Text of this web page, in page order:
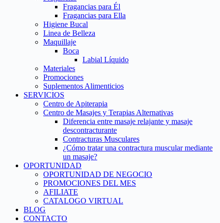
Fragancias para Él
Fragancias para Ella
Higiene Bucal
Linea de Belleza
Maquillaje
Boca
Labial Líquido
Materiales
Promociones
Suplementos Alimenticios
SERVICIOS
Centro de Apiterapia
Centro de Masajes y Terapias Alternativas
Diferencia entre masaje relajante y masaje
descontracturante
Contracturas Musculares
¿Cómo tratar una contractura muscular mediante
un masaje?
OPORTUNIDAD
OPORTUNIDAD DE NEGOCIO
PROMOCIONES DEL MES
AFILIATE
CATALOGO VIRTUAL
BLOG
CONTACTO